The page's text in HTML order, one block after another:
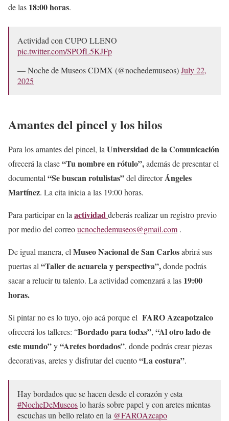
de las 18:00 horas.
Actividad con CUPO LLENO
pic.twitter.com/SPOfL5KJFp
— Noche de Museos CDMX (@nochedemuseos)July 22,
2025
Amantes del pincel y los hilos
Para los amantes del pincel, la Universidad de la Comunicación
ofrecerá la clase“Tu nombre en rótulo”,además de presentar el
documental “Se buscan rotulistas”del directorÁngeles
Martínez. La cita inicia a las 19:00 horas.
Para participar en la actividad deberás realizar un registro previo
por medio del correoucnochedemuseos@gmail.com .
De igual manera, el Museo Nacional de San Carlosabrirá sus
puertas al “Taller de acuarela y perspectiva”,donde podrás
sacar a relucir tu talento. La actividad comenzará a las 19:00
horas.
Si pintar no es lo tuyo, ojo acá porque el FARO Azcapotzalco
ofrecerá los talleres: “Bordado para todxs”, “Al otro lado de
este mundo”y“Aretes bordados”, donde podrás crear piezas
decorativas, aretes y disfrutar del cuento“La costura”.
Hay bordados que se hacen desde el corazón y esta
#NocheDeMuseoslo harás sobre papel y con aretes mientas
escuchas un bello relato en la @FAROAzcapo